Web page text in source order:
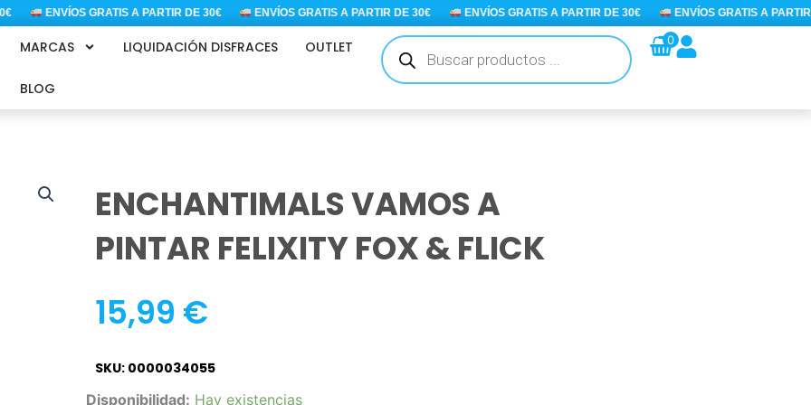
ENVÍOS GRATIS A PARTIR DE 30€ ENVÍOS GRATIS A PARTIR DE 30€ ENVÍOS GRATIS A PARTIR DE 30€ ENVÍOS GRATIS A PARTIR
MARCAS LIQUIDACIÓN DISFRACES OUTLET
BLOG
Búsqueda
de
productos
0
ENCHANTIMALS VAMOS A
PINTAR FELIXITY FOX & FLICK
15,99 €
SKU: 0000034055
Disponibilidad: Hay existencias
ENCHANTIMALS